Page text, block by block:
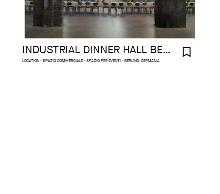
INDUSTRIAL DINNER HALL BERLIN
LOCATION - SPAZIO COMMERCIALE - SPAZIO PER EVENTI - BERLINO, GERMANIA